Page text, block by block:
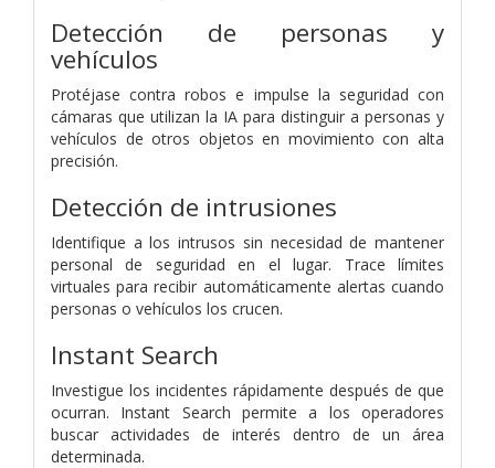
Detección de personas y
vehículos
Protéjase contra robos e impulse la seguridad con
cámaras que utilizan la IA para distinguir a personas y
vehículos de otros objetos en movimiento con alta
precisión.
Detección de intrusiones
Identifique a los intrusos sin necesidad de mantener
personal de seguridad en el lugar. Trace límites
virtuales para recibir automáticamente alertas cuando
personas o vehículos los crucen.
Instant Search
Investigue los incidentes rápidamente después de que
ocurran. Instant Search permite a los operadores
buscar actividades de interés dentro de un área
determinada.